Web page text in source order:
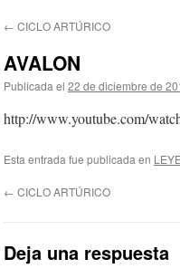
contenido
← CICLO ARTÚRICO
AVALON
Publicada el 22 de diciembre de
http://www.youtube.com/
Esta entrada fue publicada en
← CICLO ARTÚRICO
Deja una respuesta